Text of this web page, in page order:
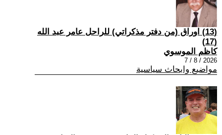
(13) اوراق (من دفتر مذكراتي) للراحل عامر عبد الله
(17)
كاظم الموسوي
2026 / 8 / 7
مواضيع وابحاث سياسية